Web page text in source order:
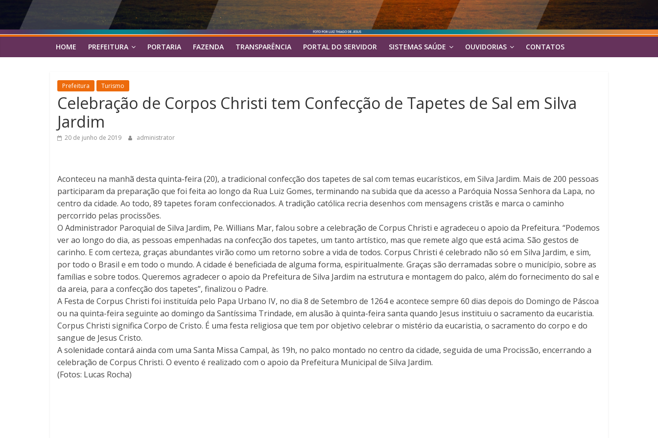
HOME PREFEITURA PORTARIA FAZENDA TRANSPARÊNCIA PORTAL DO SERVIDOR SISTEMAS SAÚDE OUVIDORIAS CONTATOS
Prefeitura Turismo
Celebração de Corpos Christi tem Confecção de Tapetes de Sal em Silva
Jardim
20 de junho de 2019 administrator
Aconteceu na manhã desta quinta-feira (20), a tradicional confecção dos tapetes de sal com temas eucarísticos, em Silva Jardim. Mais de 200 pessoas
participaram da preparação que foi feita ao longo da Rua Luiz Gomes, terminando na subida que da acesso a Paróquia Nossa Senhora da Lapa, no
centro da cidade. Ao todo, 89 tapetes foram confeccionados. A tradição católica recria desenhos com mensagens cristãs e marca o caminho
percorrido pelas procissões.
O Administrador Paroquial de Silva Jardim, Pe. Willians Mar, falou sobre a celebração de Corpus Christi e agradeceu o apoio da Prefeitura. “Podemos
ver ao longo do dia, as pessoas empenhadas na confecção dos tapetes, um tanto artístico, mas que remete algo que está acima. São gestos de
carinho. E com certeza, graças abundantes virão como um retorno sobre a vida de todos. Corpus Christi é celebrado não só em Silva Jardim, e sim,
por todo o Brasil e em todo o mundo. A cidade é beneficiada de alguma forma, espiritualmente. Graças são derramadas sobre o município, sobre as
famílias e sobre todos. Queremos agradecer o apoio da Prefeitura de Silva Jardim na estrutura e montagem do palco, além do fornecimento do sal e
da areia, para a confecção dos tapetes”, finalizou o Padre.
A Festa de Corpus Christi foi instituída pelo Papa Urbano IV, no dia 8 de Setembro de 1264 e acontece sempre 60 dias depois do Domingo de Páscoa
ou na quinta-feira seguinte ao domingo da Santíssima Trindade, em alusão à quinta-feira santa quando Jesus instituiu o sacramento da eucaristia.
Corpus Christi significa Corpo de Cristo. É uma festa religiosa que tem por objetivo celebrar o mistério da eucaristia, o sacramento do corpo e do
sangue de Jesus Cristo.
A solenidade contará ainda com uma Santa Missa Campal, às 19h, no palco montado no centro da cidade, seguida de uma Procissão, encerrando a
celebração de Corpus Christi. O evento é realizado com o apoio da Prefeitura Municipal de Silva Jardim.
(Fotos: Lucas Rocha)